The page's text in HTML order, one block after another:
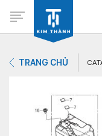
TRANG CHỦ